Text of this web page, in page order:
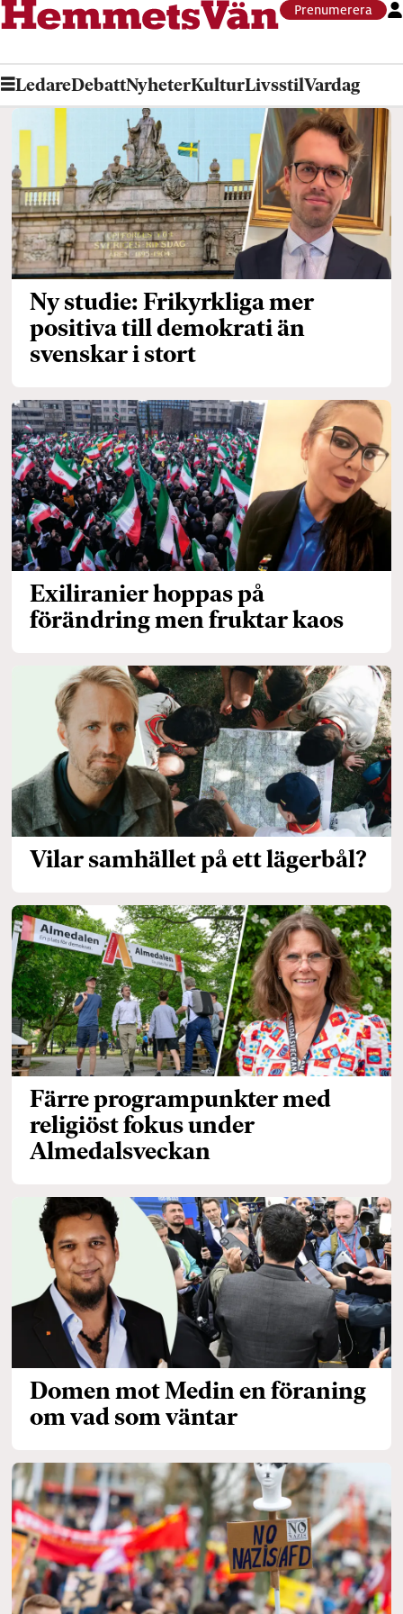
Prenumerera
LedareDebattNyheterKulturLivsstilVardag
Tag:
demokrati
Ny studie: Frikyrkliga mer
positiva till demokrati än
svenskar i stort
Exiliranier hoppas på
förändring men fruktar kaos
Vilar samhället på ett lägerbål?
Färre programpunkter med
religiöst fokus under
Almedalsveckan
Domen mot Medin en föraning
om vad som väntar